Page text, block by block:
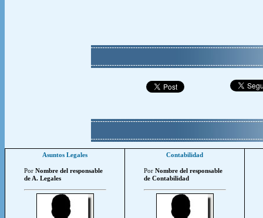
Asuntos Legales
Por Nombre del responsable
de A. Legales
Contabilidad
Por Nombre del responsable
de Contabilidad